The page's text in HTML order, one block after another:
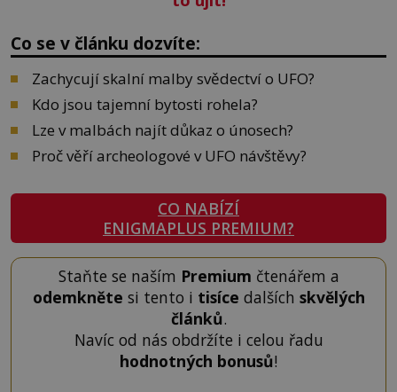
Co se v článku dozvíte:
Zachycují skalní malby svědectví o UFO?
Kdo jsou tajemní bytosti rohela?
Lze v malbách najít důkaz o únosech?
Proč věří archeologové v UFO návštěvy?
CO NABÍZÍ
ENIGMAPLUS PREMIUM?
Staňte se naším Premium čtenářem a
odemkněte si tento i tisíce dalších skvělých
článků.
Navíc od nás obdržíte i celou řadu
hodnotných bonusů!